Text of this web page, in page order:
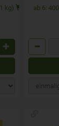
€ / 1 kg)